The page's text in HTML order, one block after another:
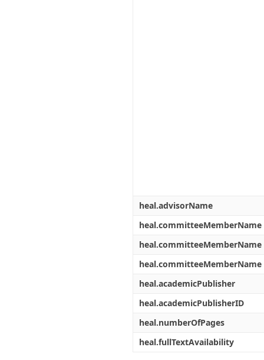
heal.advisorName
heal.committeeMemberName
heal.committeeMemberName
heal.committeeMemberName
heal.academicPublisher
heal.academicPublisherID
heal.numberOfPages
heal.fullTextAvailability